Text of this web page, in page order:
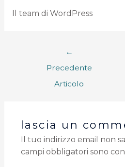
Il team di WordPress
←
Precedente
Articolo
lascia un
Il tuo indirizzo email non
campi obbligatori sono